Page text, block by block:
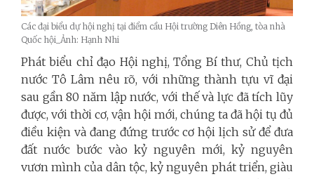
Các đại biểu dự hội nghị tại điểm cầu Hội trường Diên Hồng, tòa nhà
Quốc hội_Ảnh: Hạnh Nhi
Phát biểu chỉ đạo Hội nghị, Tổng Bí thư, Chủ tịch
nước Tô Lâm nêu rõ, với những thành tựu vĩ đại
sau gần 80 năm lập nước, với thế và lực đã tích lũy
được, với thời cơ, vận hội mới, chúng ta đã hội tụ đủ
điều kiện và đang đứng trước cơ hội lịch sử để đưa
đất nước bước vào kỷ nguyên mới, kỷ nguyên
vươn mình của dân tộc, kỷ nguyên phát triển, giàu